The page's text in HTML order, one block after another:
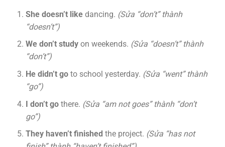
She doesn’t likedancing. (Sửa “don’t” thành
“doesn’t”)
We don’t studyon weekends. (Sửa “doesn’t” thành
“don’t”)
He didn’t goto school yesterday. (Sửa “went” thành
“go”)
I don’t gothere. (Sửa “am not goes” thành “don’t
go”)
They haven’t finished the project. (Sửa “has not